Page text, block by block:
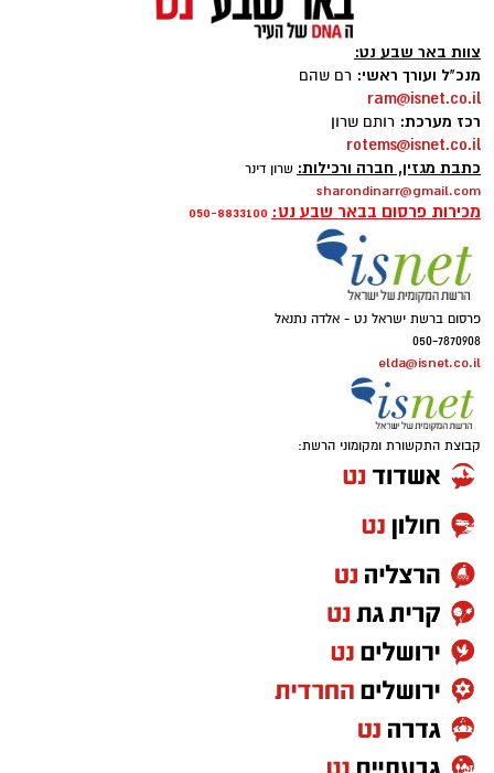
צוות באר שבע נט:
מנכ"ל ועורך ראשי: רם שהם
ram@isnet.co.il
רכז מערכת: רותם שרון
rotems@isnet.co.il
כתבת מגזין, חברה ורכילות: שרון דינר
sharondinarr@gmail.com
מכירות פרסום בבאר שבע נט: 050-8833100
פרסום ברשת ישראל נט - אלדה נתנאל
050-7870908
elda@isnet.co.il
קבוצת התקשורת ומקומוני הרשת: